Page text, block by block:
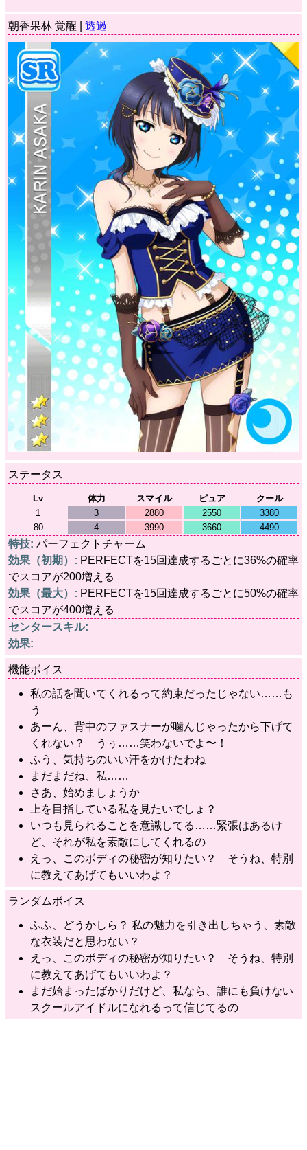
朝香果林 覚醒 | 透過
ステータス
Lv 体力 スマイル ピュア
クール
1
3 2880 2550
3380
80
4 3990 3660 4490
特技: パーフェクトチャーム
効果（初期）: PERFECTを15回達成するごとに36%の確率
でスコアが200増える
効果（最大）: PERFECTを15回達成するごとに50%の確率
でスコアが400増える
センタースキル:
効果:
機能ボイス
私の話を聞いてくれるって約束だったじゃない……も
う
あーん、背中のファスナーが噛んじゃったから下げて
くれない？ うぅ……笑わないでよ〜！
ふう、気持ちのいい汗をかけたわね
まだまだね、私……
さあ、始めましょうか
上を目指している私を見たいでしょ？
いつも見られることを意識してる……緊張はあるけ
ど、それが私を素敵にしてくれるの
えっ、このボディの秘密が知りたい？ そうね、特別
に教えてあげてもいいわよ？
ランダムボイス
ふふ、どうかしら？ 私の魅力を引き出しちゃう、素敵
な衣装だと思わない？
えっ、このボディの秘密が知りたい？ そうね、特別
に教えてあげてもいいわよ？
まだ始まったばかりだけど、私なら、誰にも負けない
スクールアイドルになれるって信じてるの